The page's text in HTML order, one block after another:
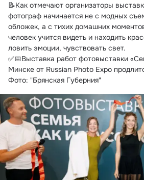
📝Как отмечают организаторы
фотограф начинается не с модных
обложек, а с тихих домашних
человек учится видеть и находить
ловить эмоции, чувствовать свет.
✅📅Выставка работ фотовыставки
Минске от Russian Photo Expo
Фото: "Брянская Губерния"